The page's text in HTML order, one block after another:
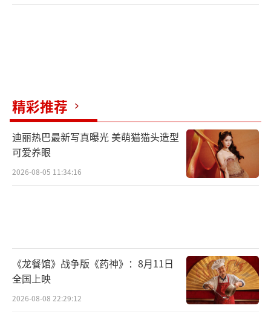
精彩推荐
迪丽热巴最新写真曝光 美萌猫猫头造型
可爱养眼
2026-08-05 11:34:16
《龙餐馆》战争版《药神》：8月11日
全国上映
2026-08-08 22:29:12